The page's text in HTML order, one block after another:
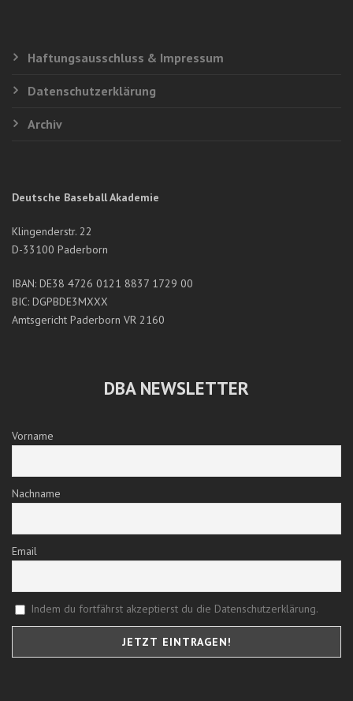
Haftungsausschluss & Impressum
Datenschutzerklärung
Archiv
Deutsche Baseball Akademie
Klingenderstr. 22
D-33100 Paderborn
IBAN: DE38 4726 0121 8837 1729 00
BIC: DGPBDE3MXXX
Amtsgericht Paderborn VR 2160
DBA NEWSLETTER
Vorname
Nachname
Email
Indem du fortfährst akzeptierst du die Datenschutzerklärung.